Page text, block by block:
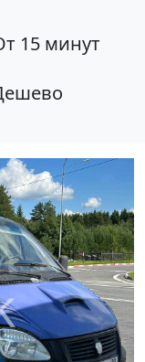
15 минут